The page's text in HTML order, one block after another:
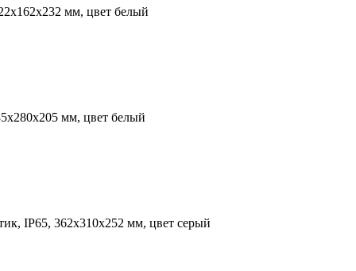
мм, цвет белый
мм, цвет белый
IP65, 362х310х252 мм, цвет серый